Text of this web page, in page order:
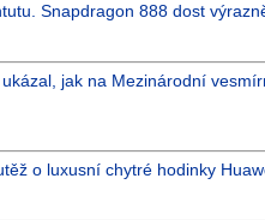
Snapdragon 888 dost
jak na Mezinárodní
o luxusní chytré hodinky